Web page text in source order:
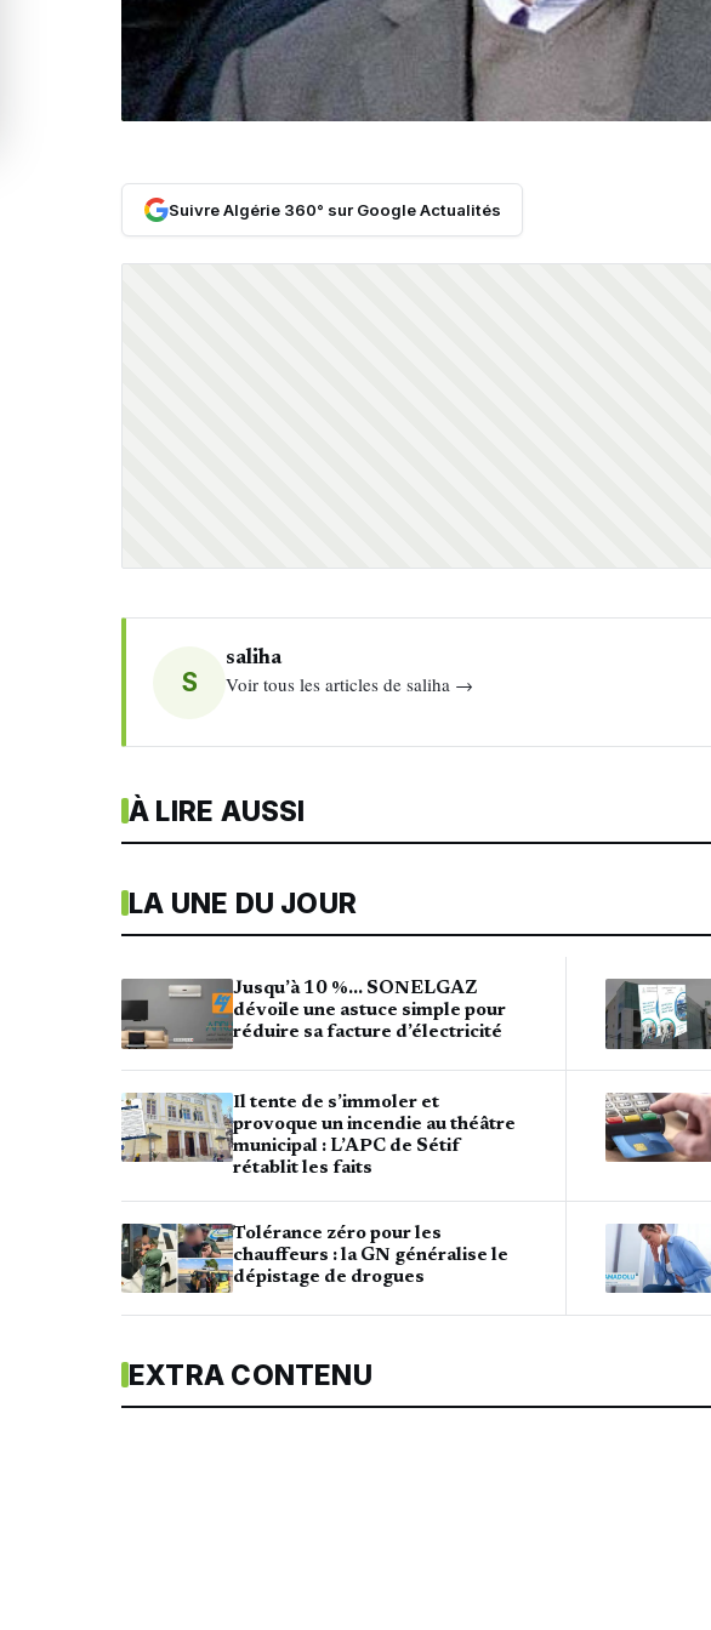
Suivre Algérie 360° sur Google Actualités
S
saliha
Voir tous les articles de saliha →
À LIRE AUSSI
LA UNE DU JOUR
Jusqu’à 10 %… SONELGAZ
dévoile une astuce simple pour
réduire sa facture d’électricité
Il tente de s’immoler et
provoque un incendie au théâtre
municipal : L’APC de Sétif
rétablit les faits
Tolérance zéro pour les
chauffeurs : la GN généralise le
dépistage de drogues
EXTRA CONTENU